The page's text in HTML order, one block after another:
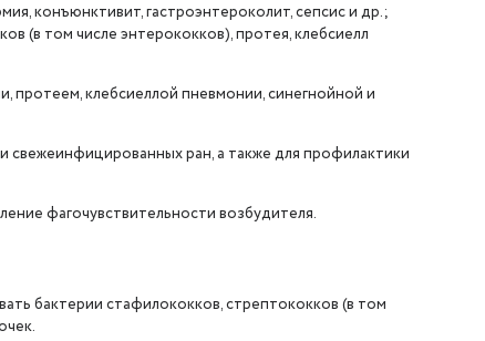
конъюнктивит, гастроэнтероколит, сепсис и др.;
(в том числе энтерококков), протея, клебсиелл
протеем, клебсиеллой пневмонии, синегнойной и
ран, а также для профилактики
фагочувствительности возбудителя.
бактерии стафилококков, стрептококков (в том